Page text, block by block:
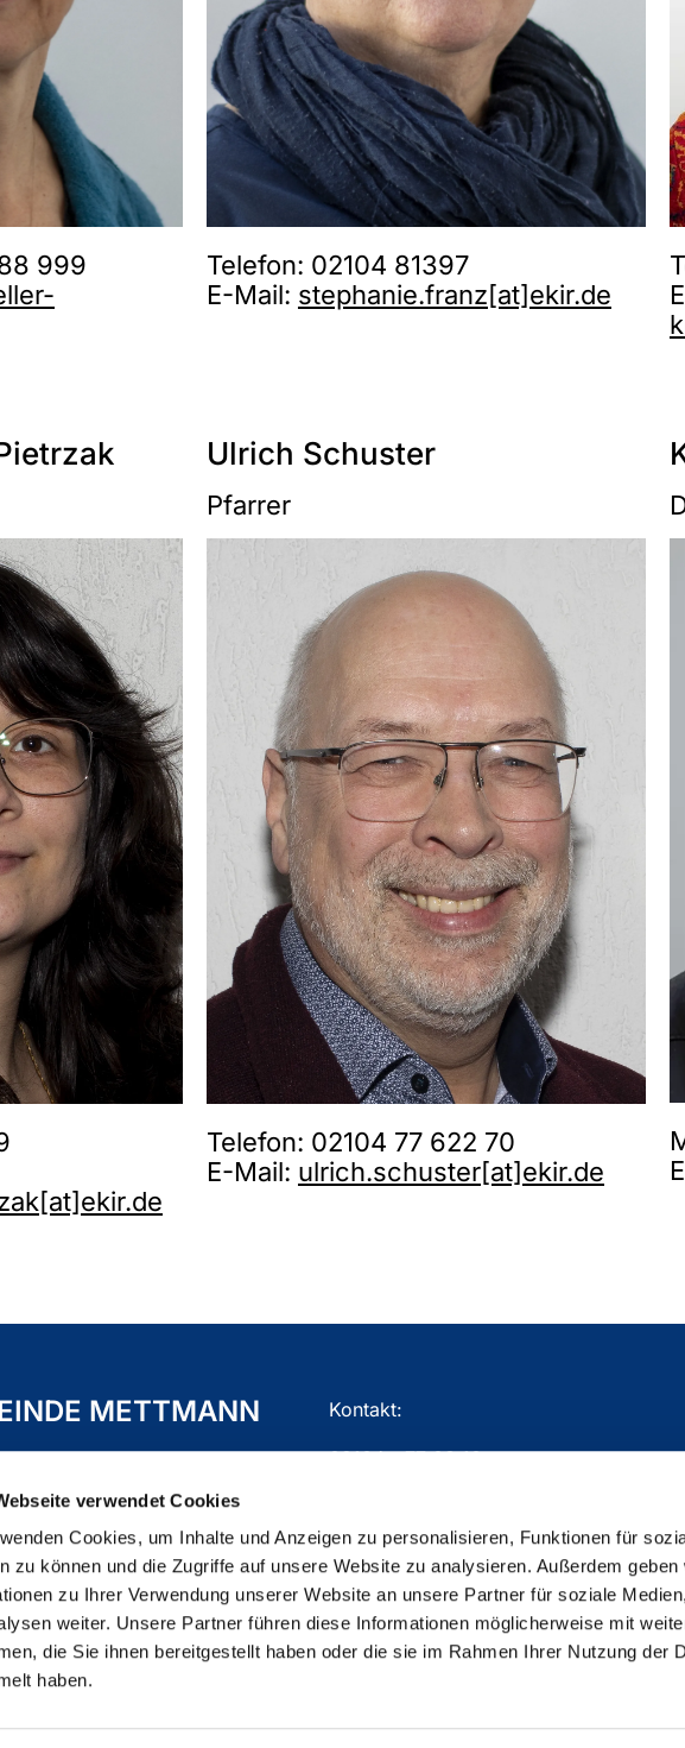
verwendet Cookies
Cookies, um Inhalte und Anzeigen zu personalisieren, Funktionen für
zu können und die Zugriffe auf unsere Website zu analysieren. Außerdem geben
zu Ihrer Verwendung unserer Website an unsere Partner für soziale
weiter. Unsere Partner führen diese Informationen möglicherweise mit
die Sie ihnen bereitgestellt haben oder die sie im Rahmen Ihrer Nutzung der
haben.
999
Telefon: 02104 81397
E-Mail: stephanie.franz[at]ekir.de
Ulrich Schuster
Pfarrer
Telefon: 02104 77 622 70
E-Mail: ulrich.schuster[at]ekir.de
METTMANN Kontakt:
02104 - 77 03 10
ChurchDesk-Login